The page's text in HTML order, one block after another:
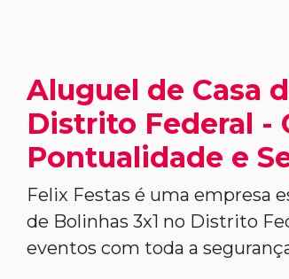
Aluguel de Casa
Distrito Federal -
Pontualidade e
Felix Festas é uma empresa
de Bolinhas 3x1 no Distrito
eventos com toda a